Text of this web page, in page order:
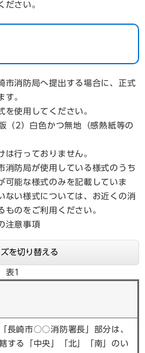
ださい。
市消防局へ提出する場合に、正式
す。
を使用してください。
（2）白色かつ無地（感熱紙等の
は行っておりません。
消防局が使用している様式のうち
可能な様式のみを記載していま
ない様式については、お近くの消
ものをご利用ください。
注意事項
を切り替える
表1
長崎市○○消防署長」部分は、
する「中央」「北」「南」のい